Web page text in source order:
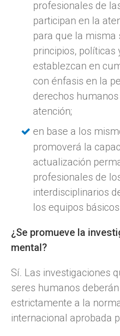
profesionales de
participan en la
para que la misma
principios, políticas
establezcan en
con énfasis en la
derechos
atención;
en base a los
promoverá la
actualización
profesionales de
interdisciplinarios
los equipos
¿Se promueve la
mental?
Sí. Las investigaciones
seres humanos
estrictamente a la
internacional aprobada